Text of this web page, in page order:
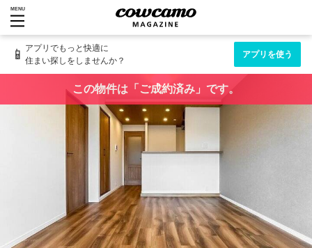
MENU
📱 アプリでもっと快適に
住まい探しをしませんか？
アプリを使う
この物件は「ご成約済み」です。